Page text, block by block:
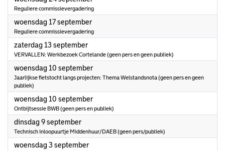
Reguliere commissievergadering
woensdag 17 september2025
Reguliere commissievergadering
zaterdag 13 september2025
VERVALLEN: Werkbezoek Cortelande (geen pers en geen publiek)
woensdag 10 september2025
Jaarlijkse fietstocht langs projecten: Thema Welstandsnota (geen pers en geen
publiek)
woensdag 10 september2025
Ontbijtsessie BWB (geen pers en publiek)
dinsdag 9 september2025
Technisch inloopuurtje Middenhuur/DAEB (geen pers/publiek)
woensdag 3 september2025